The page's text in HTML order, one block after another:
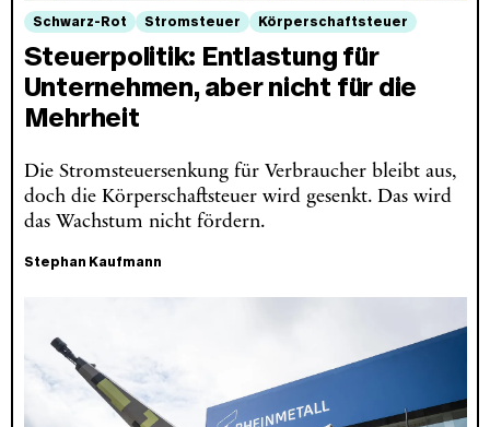
Schwarz-Rot Stromsteuer Körperschaftsteuer
Steuerpolitik: Entlastung für
Unternehmen, aber nicht für die
Mehrheit
Die Stromsteuersenkung für Verbraucher bleibt aus,
doch die Körperschaftsteuer wird gesenkt. Das wird
das Wachstum nicht fördern.
Stephan Kaufmann